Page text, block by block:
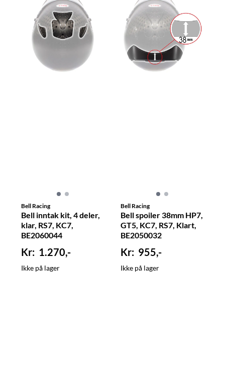
Bell Racing
Bell inntak kit, 4 deler,
klar, RS7, KC7,
BE2060044
1.270,-
Ikke på lager
Bell Racing
Bell spoiler 38mm HP7,
GT5, KC7, RS7, Klart,
BE2050032
955,-
Ikke på lager